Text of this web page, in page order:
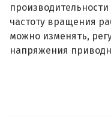
частоту вращения
можно изменять,
напряжения